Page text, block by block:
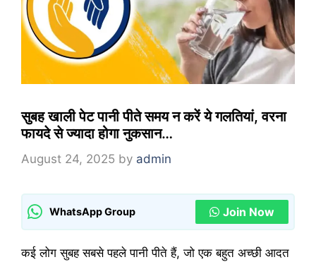
सुबह खाली पेट पानी पीते समय न करें ये गलतियां, वरना
फायदे से ज्यादा होगा नुकसान…
August 24, 2025 by admin
WhatsApp Group Join Now
कई लोग सुबह सबसे पहले पानी पीते हैं, जो एक बहुत अच्छी आदत